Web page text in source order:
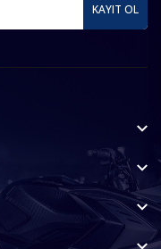
KAYIT OL